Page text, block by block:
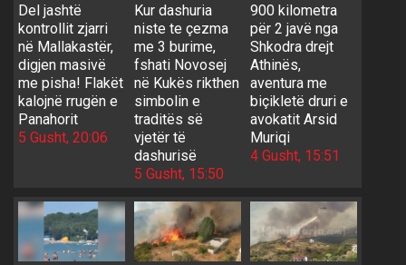
Del jashtë
kontrollit zjarri
në Mallakastër,
digjen masivë
me pisha! Flakët
kalojnë rrugën e
Panahorit
5 Gusht, 20:06
Kur dashuria
niste te çezma
me 3 burime,
fshati Novosej
në Kukës rikthen
simbolin e
traditës së
vjetër të
dashurisë
5 Gusht, 15:50
900 kilometra
për 2 javë nga
Shkodra drejt
Athinës,
aventura me
biçikletë druri e
avokatit Arsid
Muriqi
4 Gusht, 15:51